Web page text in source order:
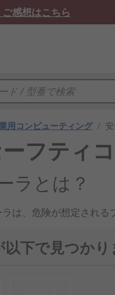
感想はこちら
用コンピューティング /
フティ
ラとは？
は、危険が想定され
ラの仕組み
ンサ
以下で見つか